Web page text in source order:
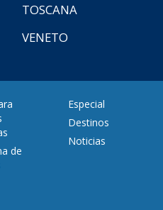
TOSCANA
VENETO
de
Especial
Destinos
Noticias